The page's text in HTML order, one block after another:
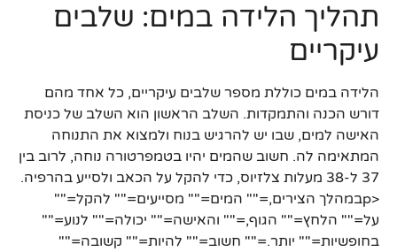
תהליך הלידה במים: שלבים
עיקריים
הלידה במים כוללת מספר שלבים עיקריים, כל אחד מהם
דורש הכנה והתמקדות. השלב הראשון הוא השלב של כניסת
האישה למים, שבו יש להרגיש בנוח ולמצוא את התנוחה
המתאימה לה. חשוב שהמים יהיו בטמפרטורה נוחה, לרוב בין
37 ל-38 מעלות צלזיוס, כדי להקל על הכאב ולסייע בהרפיה.
<pבמהלך הצירים,="" המים="" מסייעים="" להקל=""
על="" הלחץ="" הגוף,="" והאישה="" יכולה="" לנוע=""
בחופשיות="" יותר.="" חשוב="" להיות="" קשובה=""